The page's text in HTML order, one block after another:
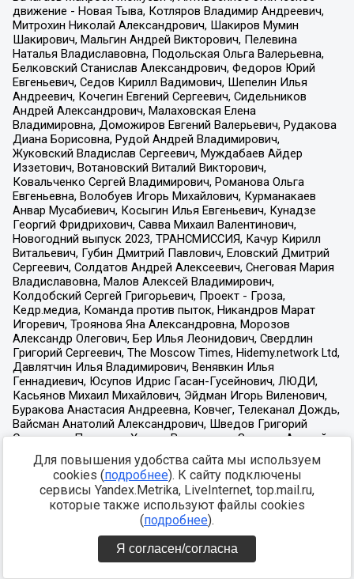
Для повышения удобства сайта мы используем
cookies (подробнее). К сайту подключены
сервисы Yandex.Metrika, LiveInternet, top.mail.ru,
которые также используют файлы cookies
(подробнее).
Я согласен/согласна